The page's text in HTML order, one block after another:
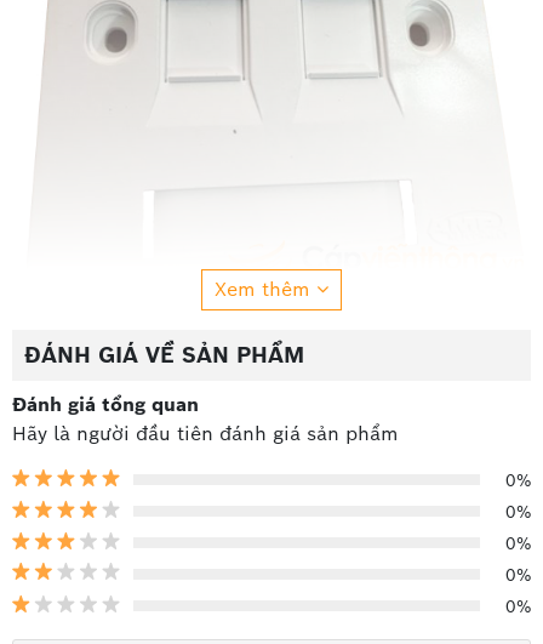
Thông số kỹ thuật mặt âm tường hình vuông
Mặt âm tường hình
vuông AMP
Mô tả
Kích thước
Faceplates
Polycarbonate molding
Xem thêm
ĐÁNH GIÁ VỀ SẢN PHẨM
Đánh giá tổng quan
Hãy là người đầu tiên đánh giá sản phẩm
0%
0%
0%
0%
0%